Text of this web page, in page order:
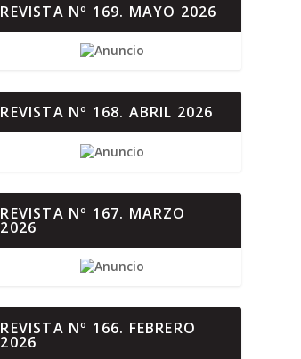
REVISTA Nº 169. MAYO 2026
REVISTA Nº 168. ABRIL 2026
REVISTA Nº 167. MARZO
2026
REVISTA Nº 166. FEBRERO
2026